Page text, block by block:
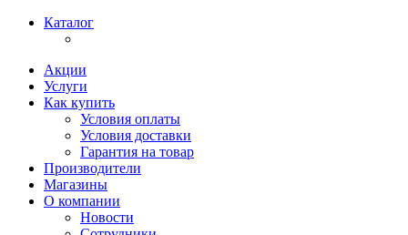
Каталог
Акции
Услуги
Как купить
Условия оплаты
Условия доставки
Гарантия на товар
Производители
Магазины
О компании
Новости